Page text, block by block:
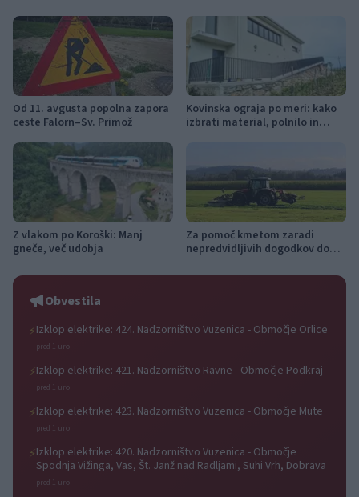
Od 11. avgusta popolna zapora
ceste Falorn–Sv. Primož
Kovinska ograja po meri: kako
izbrati material, polnilo in
Z vlakom po Koroški: Manj
gneče, več udobja
Za pomoč kmetom zaradi
nepredvidljivih dogodkov do
Obvestila
⚡Izklop elektrike: 424. Nadzorništvo Vuzenica - Območje Orlice
pred 1 uro
⚡Izklop elektrike: 421. Nadzorništvo Ravne - Območje Podkraj
pred 1 uro
⚡Izklop elektrike: 423. Nadzorništvo Vuzenica - Območje Mute
pred 1 uro
⚡Izklop elektrike: 420. Nadzorništvo Vuzenica - Območje
Spodnja Vižinga, Vas, Št. Janž nad Radljami, Suhi Vrh, Dobrava
pred 1 uro